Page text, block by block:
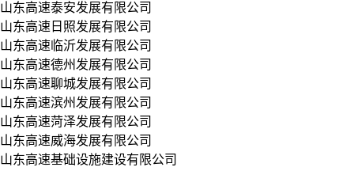
山东高速泰安发展有限公司
山东高速日照发展有限公司
山东高速临沂发展有限公司
山东高速德州发展有限公司
山东高速聊城发展有限公司
山东高速滨州发展有限公司
山东高速菏泽发展有限公司
山东高速威海发展有限公司
山东高速基础设施建设有限公司